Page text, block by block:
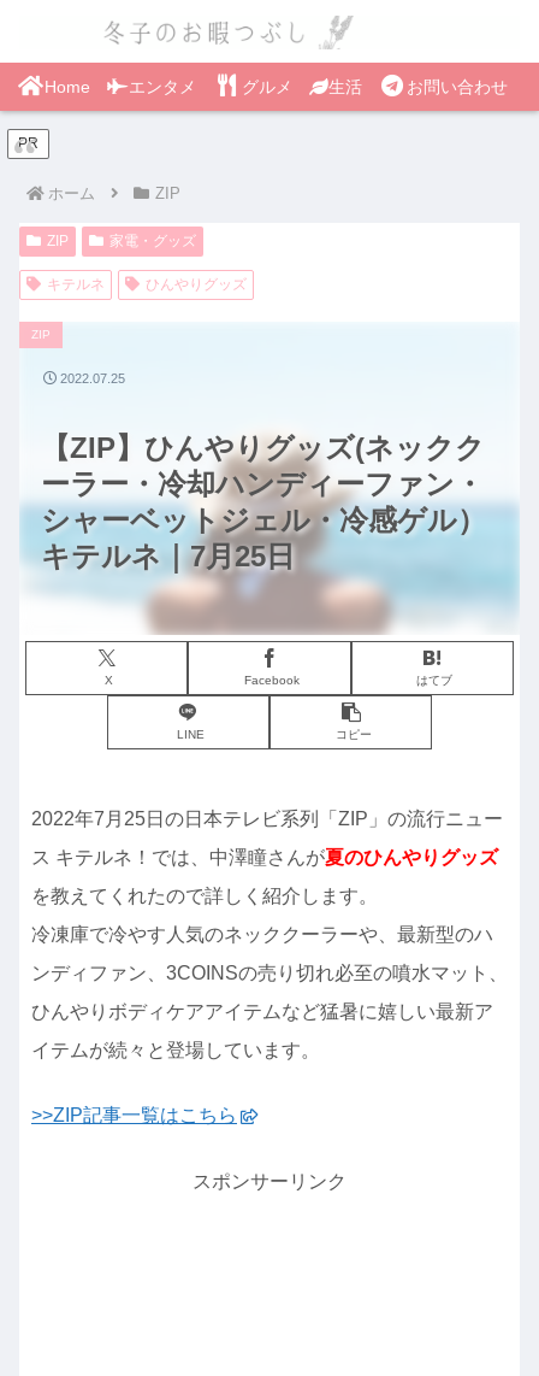
Home エンタメ グルメ 生活 お問い合わせ
PR
ホーム ZIP
ZIP 家電・グッズ
キテルネ ひんやりグッズ
【ZIP】ひんやりグッズ(ネックク
ーラー・冷却ハンディーファン・
シャーベットジェル・冷感ゲル）
キテルネ｜7月25日
ZIP
X Facebook はてブ
LINE コピー
2022.07.25
2022年7月25日の日本テレビ系列「ZIP」の流行ニュー
ス キテルネ！では、中澤瞳さんが夏のひんやりグッズ
を教えてくれたので詳しく紹介します。
冷凍庫で冷やす人気のネッククーラーや、最新型のハ
ンディファン、3COINSの売り切れ必至の噴水マット、
ひんやりボディケアアイテムなど猛暑に嬉しい最新ア
イテムが続々と登場しています。
>>ZIP記事一覧はこちら
スポンサーリンク